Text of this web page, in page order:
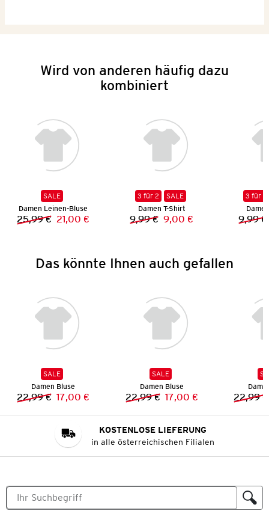
Wird von anderen häufig dazu
kombiniert
SALE
Damen Leinen-Bluse
Vorheriger Preis:
25,99 € Neuer Preis:
21,00 €
3 für 2
SALE
Damen T-Shirt
Vorheriger Preis:
9,99 € Neuer Preis:
9,00 €
3 für 2
9,99 €
Das könnte Ihnen auch gefallen
SALE
Damen Bluse
Vorheriger Preis:
22,99 € Neuer Preis:
17,00 €
SALE
Damen Bluse
Vorheriger Preis:
22,99 € Neuer Preis:
17,00 € 22,99 €
KOSTENLOSE LIEFERUNG
in alle österreichischen Filialen